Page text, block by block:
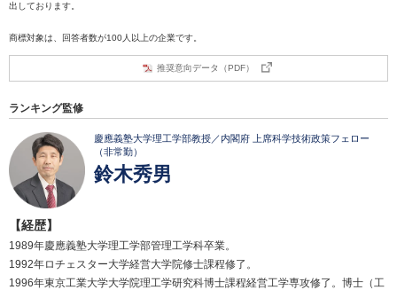
出しております。
商標対象は、回答者数が100人以上の企業です。
推奨意向データ（PDF）
ランキング監修
慶應義塾大学理工学部教授／内閣府 上席科学技術政策フェロー
（非常勤）
鈴木秀男
【経歴】
1989年慶應義塾大学理工学部管理工学科卒業。
1992年ロチェスター大学経営大学院修士課程修了。
1996年東京工業大学大学院理工学研究科博士課程経営工学専攻修了。博士（工